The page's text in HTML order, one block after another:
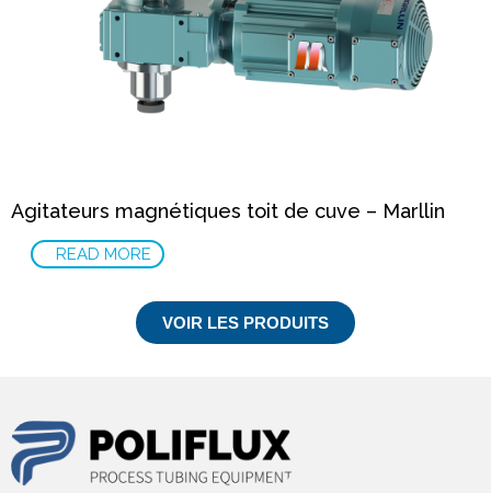
Agitateurs magnétiques toit de cuve – Marllin
READ MORE
VOIR LES PRODUITS